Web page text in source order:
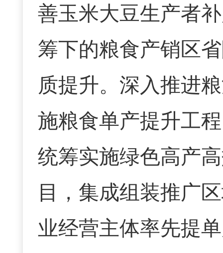
善玉米大豆生产者
筹下的粮食产销区
质提升。 深入推进
施粮食单产提升工
统筹实施绿色高产
目，集成组装推广
业经营主体率先提